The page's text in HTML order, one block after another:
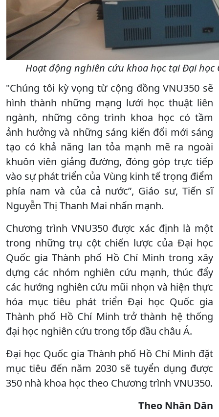
Hoạt động nghiên cứu khoa học tại Đại học
"Chúng tôi kỳ vọng từ cộng đồng VNU350 sẽ
hình thành những mạng lưới học thuật liên
ngành, những công trình khoa học có tầm
ảnh hưởng và những sáng kiến đổi mới sáng
tạo có khả năng lan tỏa mạnh mẽ ra ngoài
khuôn viên giảng đường, đóng góp trực tiếp
vào sự phát triển của Vùng kinh tế trọng điểm
phía nam và của cả nước”, Giáo sư, Tiến sĩ
Nguyễn Thị Thanh Mai nhấn mạnh.
Chương trình VNU350 được xác định là một
trong những trụ cột chiến lược của Đại học
Quốc gia Thành phố Hồ Chí Minh trong xây
dựng các nhóm nghiên cứu mạnh, thúc đẩy
các hướng nghiên cứu mũi nhọn và hiện thực
hóa mục tiêu phát triển Đại học Quốc gia
Thành phố Hồ Chí Minh trở thành hệ thống
đại học nghiên cứu trong tốp đầu châu Á.
Đại học Quốc gia Thành phố Hồ Chí Minh đặt
mục tiêu đến năm 2030 sẽ tuyển dụng được
350 nhà khoa học theo Chương trình VNU350.
Theo Nhân Dân